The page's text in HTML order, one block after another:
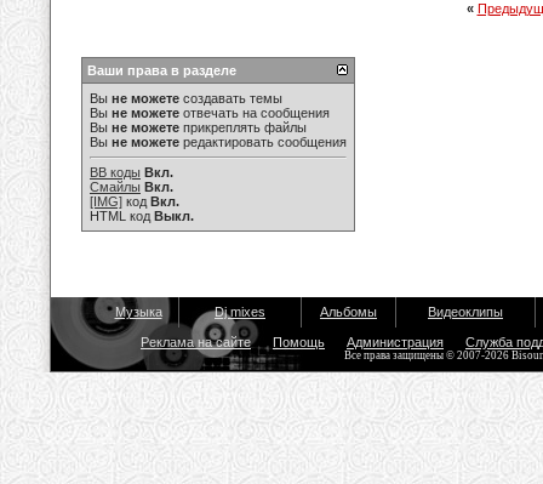
«
Ваши права в разделе
Вы не можете создавать темы
Вы не можете отвечать на сообщения
Вы не можете прикреплять файлы
Вы не можете редактировать сообщения
BB коды Вкл.
Смайлы Вкл.
[IMG] код Вкл.
HTML код Выкл.
Музыка Dj mixes Альбомы Видеоклипы
Реклама на сайте Помощь Администрация Служба
Все права защищены © 2007-2026